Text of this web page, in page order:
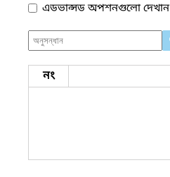
এডভান্সড অপশনগুলো দেখান
নং